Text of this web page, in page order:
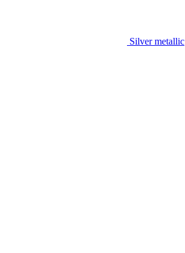
Silver metallic